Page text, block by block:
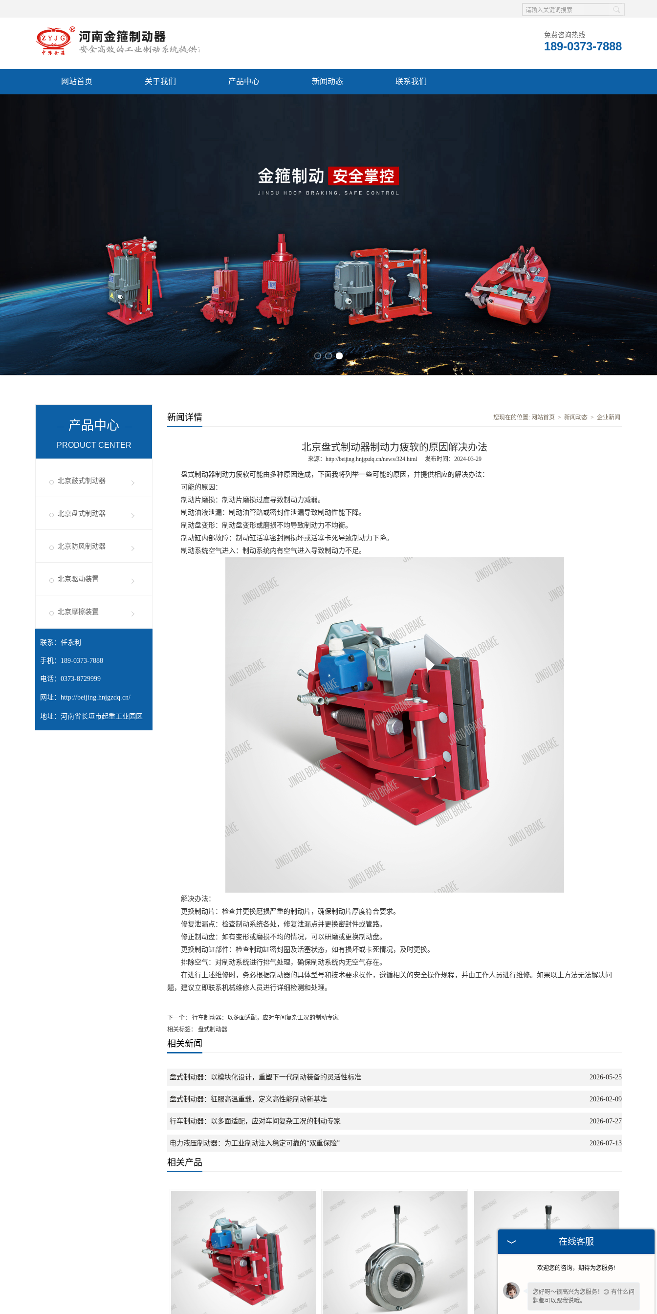
免费咨询热线
189-0373-7888
网站首页 关于我们 产品中心 新闻动态 联系我们
产品中心
PRODUCT CENTER
北京鼓式制动器
北京盘式制动器
北京防风制动器
北京驱动装置
北京摩擦装置
联系：任永利
手机：189-0373-7888
电话：0373-8729999
网址： http://beijing.hnjgzdq.cn/
地址：河南省长垣市起重工业园区
新闻详情 您现在的位置: 网站首页 > 新闻动态 > 企业新闻
北京盘式制动器制动力疲软的原因解决办法
来源： http://beijing.hnjgzdq.cn/news/324.html 发布时间：2024-03-29
盘式制动器制动力疲软可能由多种原因造成，下面我将列举一些可能的原因，并提供相应的解决办法：
可能的原因：
制动片磨损：制动片磨损过度导致制动力减弱。
制动油液泄漏：制动油管路或密封件泄漏导致制动性能下降。
制动盘变形：制动盘变形或磨损不均导致制动力不均衡。
制动缸内部故障：制动缸活塞密封圈损坏或活塞卡死导致制动力下降。
制动系统空气进入：制动系统内有空气进入导致制动力不足。
解决办法：
更换制动片：检查并更换磨损严重的制动片，确保制动片厚度符合要求。
修复泄漏点：检查制动系统各处，修复泄漏点并更换密封件或管路。
修正制动盘：如有变形或磨损不均的情况，可以研磨或更换制动盘。
更换制动缸部件：检查制动缸密封圈及活塞状态，如有损坏或卡死情况，及时更换。
排除空气：对制动系统进行排气处理，确保制动系统内无空气存在。
在进行上述维修时，务必根据制动器的具体型号和技术要求操作，遵循相关的安全操作规程，并由工作人员进行维修。如果以上方法无法解决问
题，建议立即联系机械维修人员进行详细检测和处理。
下一个：
行车制动器：以多面适配，应对车间复杂工况的制动专家
相关标签： 盘式制动器
相关新闻
盘式制动器：以模块化设计，重塑下一代制动装备的灵活性标准 2026-05-25
盘式制动器：征服高温重载，定义高性能制动新基准 2026-02-09
行车制动器：以多面适配，应对车间复杂工况的制动专家 2026-07-27
电力液压制动器：为工业制动注入稳定可靠的“双重保险” 2026-07-13
相关产品
在线客服
欢迎您的咨询，期待为您服务!
您好呀～很高兴为您服务！😊 有什么问
题都可以跟我说哦。